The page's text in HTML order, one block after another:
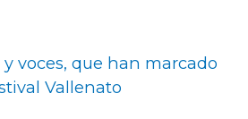
voces, que han marcado
Vallenato